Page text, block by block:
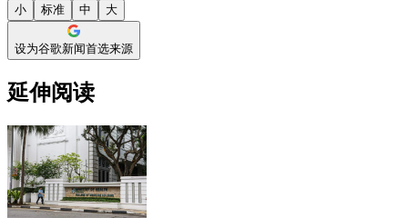
小 标准 中 大
设为谷歌新闻首选来源
延伸阅读